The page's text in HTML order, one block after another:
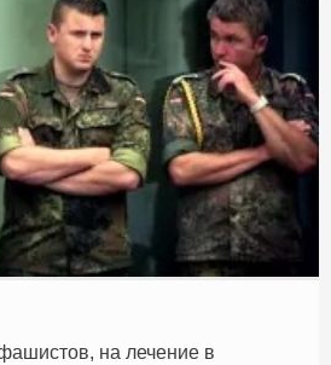
на лечение в